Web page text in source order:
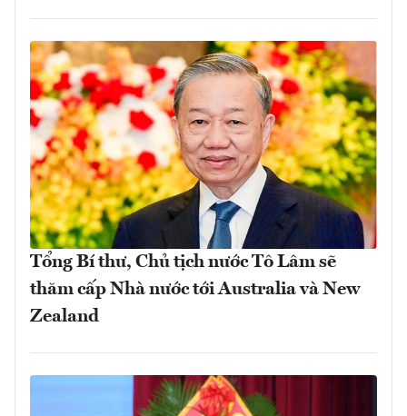
Tổng Bí thư, Chủ tịch nước Tô Lâm sẽ
thăm cấp Nhà nước tới Australia và New
Zealand